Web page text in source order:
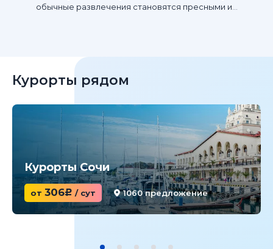
обычные развлечения становятся пресными и...
Курорты рядом
Курорты Сочи
от 306c / сут 1060 предложение